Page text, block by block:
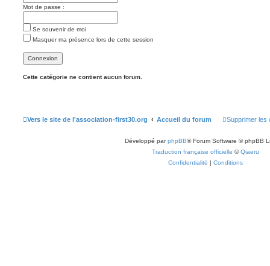
Mot de passe :
Se souvenir de moi
Masquer ma présence lors de cette session
Cette catégorie ne contient aucun forum.
Vers le site de l'association-first30.org Accueil du forum Supprimer les
Développé parphpBB® Forum Software © phpBB
Traduction française officielle ©Qiaeru
Confidentialité | Conditions